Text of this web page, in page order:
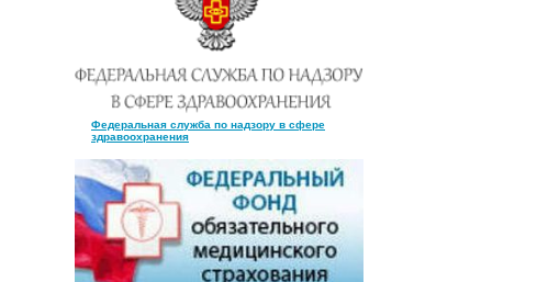
Федеральная служба по надзору в сфере
здравоохранения